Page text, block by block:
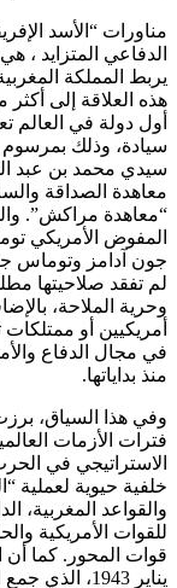
مناورات “الأسد
الدفاعي المتزايد
يربط المملكة
هذه العلاقة إلى
أول دولة في العالم
سيادة، وذلك
“معاهدة مراكش”.
المفوض الأمريكي
جون آدامز وتوماس
لم تفقد صلاحيتها
وحرية الملاحة،
أمريكيين أو
في مجال الدفاع
منذ بداياتها.
وفي هذا السياق،
فترات الأزمات
الاستراتيجي في
والقواعد المغربية،
للقوات الأمريكية
قوات المحور. كما أن
يناير 1943،